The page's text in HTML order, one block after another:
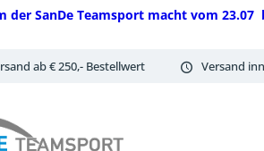
der SanDe Teamsport macht vom
ab € 250,- Bestellwert Versand